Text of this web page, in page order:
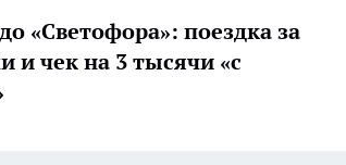
«Светофора»: поездка за
и чек на 3 тысячи «с